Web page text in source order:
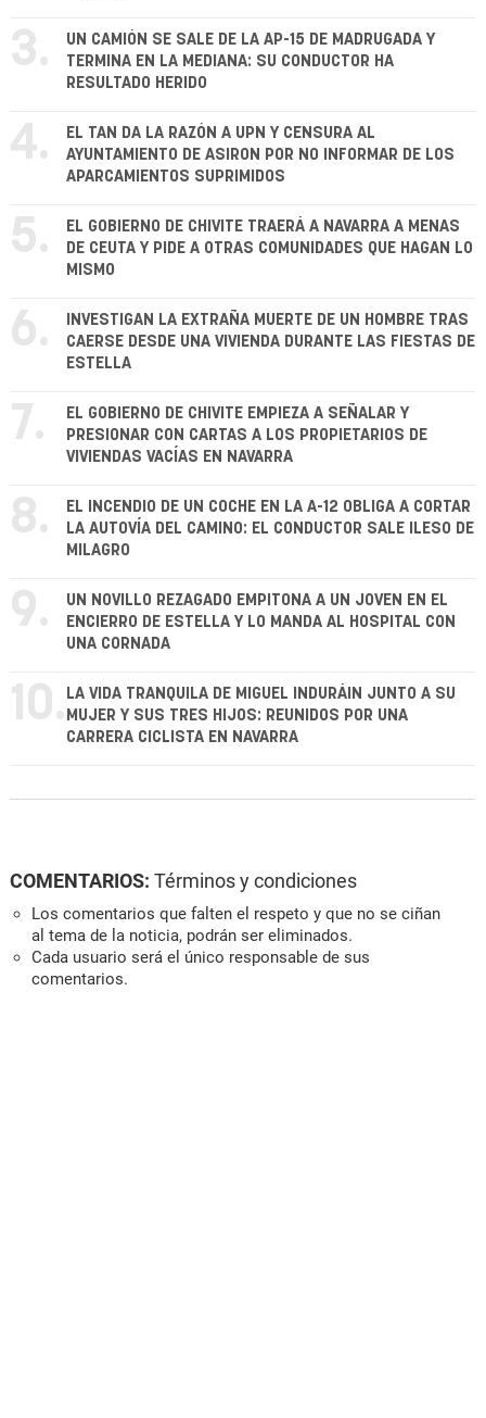
3.
UN CAMIÓN SE SALE DE LA AP-15 DE MADRUGADA Y
TERMINA EN LA MEDIANA: SU CONDUCTOR HA
RESULTADO HERIDO
4.
EL TAN DA LA RAZÓN A UPN Y CENSURA AL
AYUNTAMIENTO DE ASIRON POR NO INFORMAR DE LOS
APARCAMIENTOS SUPRIMIDOS
5.
EL GOBIERNO DE CHIVITE TRAERÁ A NAVARRA A MENAS
DE CEUTA Y PIDE A OTRAS COMUNIDADES QUE HAGAN LO
MISMO
6.
INVESTIGAN LA EXTRAÑA MUERTE DE UN HOMBRE TRAS
CAERSE DESDE UNA VIVIENDA DURANTE LAS FIESTAS DE
ESTELLA
7.
EL GOBIERNO DE CHIVITE EMPIEZA A SEÑALAR Y
PRESIONAR CON CARTAS A LOS PROPIETARIOS DE
VIVIENDAS VACÍAS EN NAVARRA
8.
EL INCENDIO DE UN COCHE EN LA A-12 OBLIGA A CORTAR
LA AUTOVÍA DEL CAMINO: EL CONDUCTOR SALE ILESO DE
MILAGRO
9.
UN NOVILLO REZAGADO EMPITONA A UN JOVEN EN EL
ENCIERRO DE ESTELLA Y LO MANDA AL HOSPITAL CON
UNA CORNADA
10. LA VIDA TRANQUILA DE MIGUEL INDURÁIN JUNTO A SU
MUJER Y SUS TRES HIJOS: REUNIDOS POR UNA
CARRERA CICLISTA EN NAVARRA
COMENTARIOS: Términos y condiciones
Los comentarios que falten el respeto y que no se ciñan
al tema de la noticia, podrán ser eliminados.
Cada usuario será el único responsable de sus
comentarios.